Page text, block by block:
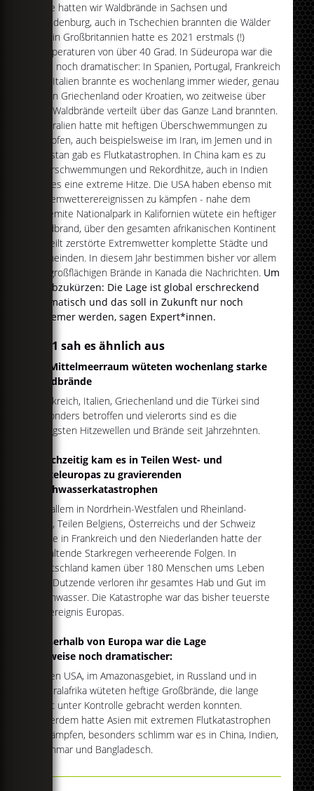
Hitze hatten wir Waldbrände in Sachsen und
Brandenburg, auch in Tschechien brannten die Wälder
und in Großbritannien hatte es 2021 erstmals (!)
Temperaturen von über 40 Grad. In Südeuropa war die
Lage noch dramatischer: In Spanien, Portugal, Frankreich
und Italien brannte es wochenlang immer wieder, genau
wie in Griechenland oder Kroatien, wo zeitweise über
100 Waldbrände verteilt über das Ganze Land brannten.
Australien hatte mit heftigen Überschwemmungen zu
kämpfen, auch beispielsweise im Iran, im Jemen und in
Pakistan gab es Flutkatastrophen. In China kam es zu
Überschwemmungen und Rekordhitze, auch in Indien
gab es eine extreme Hitze. Die USA haben ebenso mit
Extremwetterereignissen zu kämpfen - nahe dem
Yosemite Nationalpark in Kalifornien wütete ein heftiger
Waldbrand, über den gesamten afrikanischen Kontinent
verteilt zerstörte Extremwetter komplette Städte und
Gemeinden. In diesem Jahr bestimmen bisher vor allem
die großflächigen Brände in Kanada die Nachrichten. Um
es abzukürzen: Die Lage ist global erschreckend
dramatisch und das soll in Zukunft nur noch
extremer werden, sagen Expert*innen.
2021 sah es ähnlich aus
Im Mittelmeerraum wüteten wochenlang starke
Waldbrände
Frankreich, Italien, Griechenland und die Türkei sind
besonders betroffen und vielerorts sind es die
heftigsten Hitzewellen und Brände seit Jahrzehnten.
Gleichzeitig kam es in Teilen West- und
Mitteleuropas zu gravierenden
Hochwasserkatastrophen
Vor allem in Nordrhein-Westfalen und Rheinland-
Pfalz, Teilen Belgiens, Österreichs und der Schweiz
sowie in Frankreich und den Niederlanden hatte der
anhaltende Starkregen verheerende Folgen. In
Deutschland kamen über 180 Menschen ums Leben
und Dutzende verloren ihr gesamtes Hab und Gut im
Hochwasser. Die Katastrophe war das bisher teuerste
Flutereignis Europas.
Außerhalb von Europa war die Lage
teilweise noch dramatischer:
In den USA, im Amazonasgebiet, in Russland und in
Zentralafrika wüteten heftige Großbrände, die lange
nicht unter Kontrolle gebracht werden konnten.
Außerdem hatte Asien mit extremen Flutkatastrophen
zu kämpfen, besonders schlimm war es in China, Indien,
Myanmar und Bangladesch.